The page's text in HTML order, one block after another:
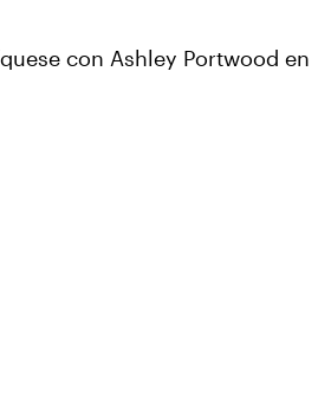
con Ashley Portwood en